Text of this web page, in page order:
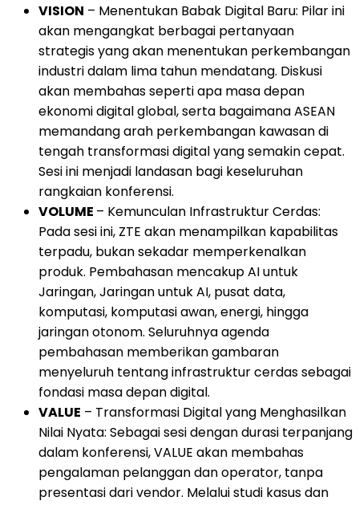
VISION – Menentukan Babak Digital Baru: Pilar ini
akan mengangkat berbagai pertanyaan
strategis yang akan menentukan perkembangan
industri dalam lima tahun mendatang. Diskusi
akan membahas seperti apa masa depan
ekonomi digital global, serta bagaimana ASEAN
memandang arah perkembangan kawasan di
tengah transformasi digital yang semakin cepat.
Sesi ini menjadi landasan bagi keseluruhan
rangkaian konferensi.
VOLUME – Kemunculan Infrastruktur Cerdas:
Pada sesi ini, ZTE akan menampilkan kapabilitas
terpadu, bukan sekadar memperkenalkan
produk. Pembahasan mencakup AI untuk
Jaringan, Jaringan untuk AI, pusat data,
komputasi, komputasi awan, energi, hingga
jaringan otonom. Seluruhnya agenda
pembahasan memberikan gambaran
menyeluruh tentang infrastruktur cerdas sebagai
fondasi masa depan digital.
VALUE – Transformasi Digital yang Menghasilkan
Nilai Nyata: Sebagai sesi dengan durasi terpanjang
dalam konferensi, VALUE akan membahas
pengalaman pelanggan dan operator, tanpa
presentasi dari vendor. Melalui studi kasus dan